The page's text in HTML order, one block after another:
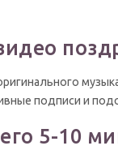
подписи и
5-10